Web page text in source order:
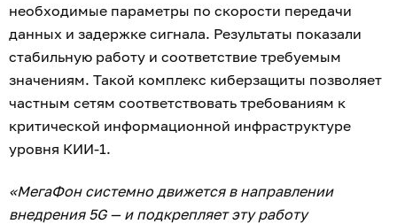
необходимые параметры по скорости передачи
данных и задержке сигнала. Результаты показали
стабильную работу и соответствие требуемым
значениям. Такой комплекс киберзащиты позволяет
частным сетям соответствовать требованиям к
критической информационной инфраструктуре
уровня КИИ‑1.
«МегаФон системно движется в направлении
внедрения 5G — и подкрепляет эту работу